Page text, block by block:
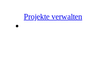
Projekte verwalten